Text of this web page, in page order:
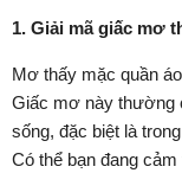
1. Giải mã giấc mơ
Mơ thấy mặc quần
Giấc mơ này thường
sống, đặc biệt là
Có thể bạn đang